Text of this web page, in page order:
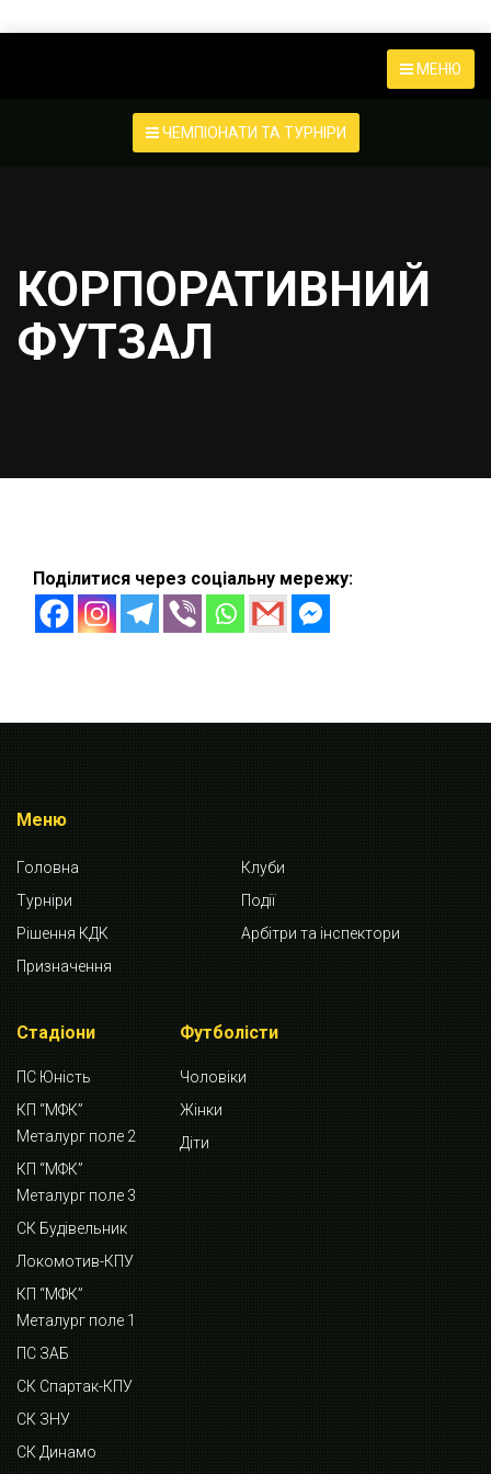
МЕНЮ
ЧЕМПІОНАТИ ТА ТУРНІРИ
КОРПОРАТИВНИЙ
ФУТЗАЛ
Поділитися через соціальну мережу:
Меню
Головна
Клуби
Турніри
Події
Рішення КДК
Арбітри та інспектори
Призначення
Стадіони
ПС Юність
КП “МФК”
Металург поле 2
КП “МФК”
Металург поле 3
СК Будівельник
Локомотив-КПУ
КП “МФК”
Металург поле 1
ПС ЗАБ
СК Спартак-КПУ
СК ЗНУ
СК Динамо
Футболісти
Чоловіки
Жінки
Діти